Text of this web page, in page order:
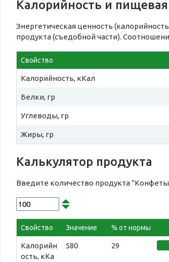
Калорийность и
Энергетическая ценность
продукта (съедобной части).
Свойство
Калорийность, кКал
Белки, гр
Углеводы, гр
Жиры, гр
Калькулятор продукта
Введите количество продукта
Свойство Значение % от нормы
Калорийн
ость, кКа
580 29